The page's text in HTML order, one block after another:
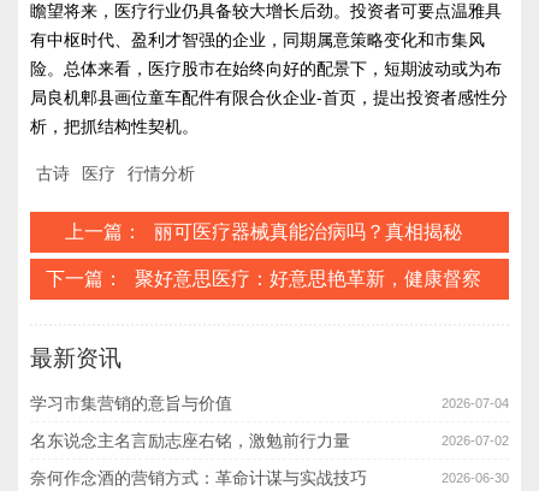
瞻望将来，医疗行业仍具备较大增长后劲。投资者可要点温雅具
有中枢时代、盈利才智强的企业，同期属意策略变化和市集风
险。总体来看，医疗股市在始终向好的配景下，短期波动或为布
局良机郫县画位童车配件有限合伙企业-首页，提出投资者感性分
析，把抓结构性契机。
古诗 医疗 行情分析
上一篇： 丽可医疗器械真能治病吗？真相揭秘
下一篇： 聚好意思医疗：好意思艳革新，健康督察
最新资讯
2026-07-04
学习市集营销的意旨与价值
2026-07-02
名东说念主名言励志座右铭，激勉前行力量
2026-06-30
奈何作念酒的营销方式：革命计谋与实战技巧